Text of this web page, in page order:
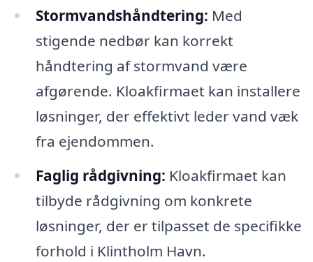
Stormvandshåndtering: Med
stigende nedbør kan korrekt
håndtering af stormvand være
afgørende. Kloakfirmaet kan installere
løsninger, der effektivt leder vand væk
fra ejendommen.
Faglig rådgivning: Kloakfirmaet kan
tilbyde rådgivning om konkrete
løsninger, der er tilpasset de specifikke
forhold i Klintholm Havn.